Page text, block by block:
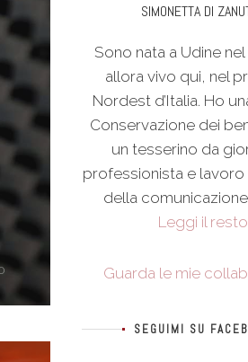
SIMONETTA DI
Sono nata a Udine nel
allora vivo qui, nel
Nordest d’Italia. Ho
Conservazione dei
un tesserino da
professionista e
della comunicazione
Leggi il resto
Guarda le mie
SEGUIMI SU